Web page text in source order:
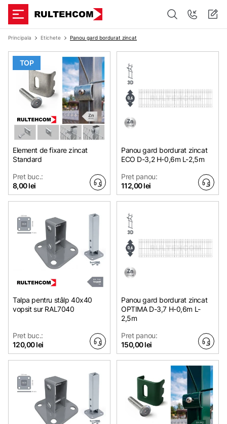
Principala Etichete Panou gard bordurat zincat
TOP
Element de fixare zincat
Standard
Pret buc.:
8,00 lei
Panou gard bordurat zincat
ЕСО D-3,2 H-0,6m L-2,5m
Pret panou:
112,00 lei
Talpa pentru stâlp 40x40
vopsit sur RAL7040
Pret buc.:
120,00 lei
Panou gard bordurat zincat
OPTIMA D-3,7 H-0,6m L-
2,5m
Pret panou:
150,00 lei